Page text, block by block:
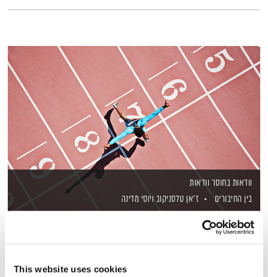
This website uses cookies
וודאות בחוסר וודאות
בין החיבורים
ז'אן טלסניקוב ויוסי מדינה
08.07.26
00:22:09